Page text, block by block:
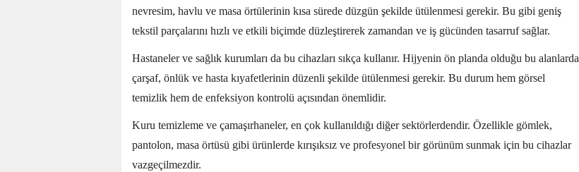
nevresim, havlu ve masa örtülerinin kısa sürede düzgün şekilde ütülenmesi gerekir. Bu gibi geniş
tekstil parçalarını hızlı ve etkili biçimde düzleştirerek zamandan ve iş gücünden tasarruf sağlar.
Hastaneler ve sağlık kurumları da bu cihazları sıkça kullanır. Hijyenin ön planda olduğu bu alanlarda
çarşaf, önlük ve hasta kıyafetlerinin düzenli şekilde ütülenmesi gerekir. Bu durum hem görsel
temizlik hem de enfeksiyon kontrolü açısından önemlidir.
Kuru temizleme ve çamaşırhaneler, en çok kullanıldığı diğer sektörlerdendir. Özellikle gömlek,
pantolon, masa örtüsü gibi ürünlerde kırışıksız ve profesyonel bir görünüm sunmak için bu cihazlar
vazgeçilmezdir.